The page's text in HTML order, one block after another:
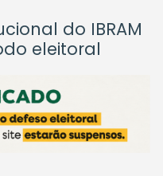
do IBRAM
eleitoral